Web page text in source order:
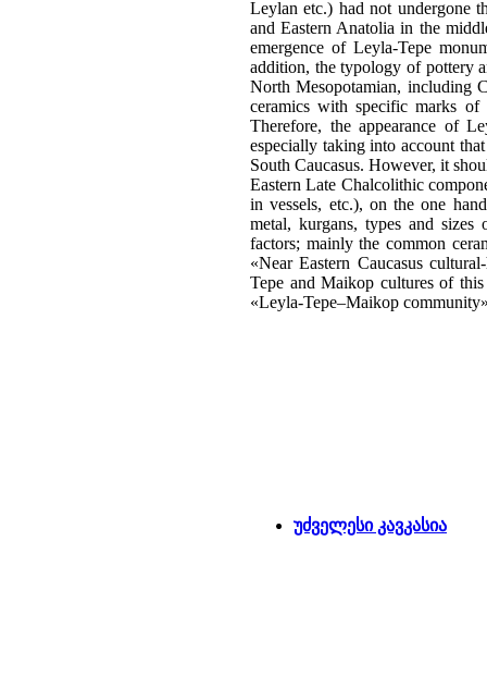
Leylan etc.) had not undergone
and Eastern Anatolia in the
emergence of Leyla-Tepe
addition, the typology of pottery
North Mesopotamian, including
ceramics with specific marks
Therefore, the appearance of
especially taking into account
South Caucasus. However, it
Eastern Late Chalcolithic
in vessels, etc.), on the one
metal, kurgans, types and
factors; mainly the common
«Near Eastern Caucasus
Tepe and Maikop cultures of
«Leyla-Tepe–Maikop
უძველესი კავკასია